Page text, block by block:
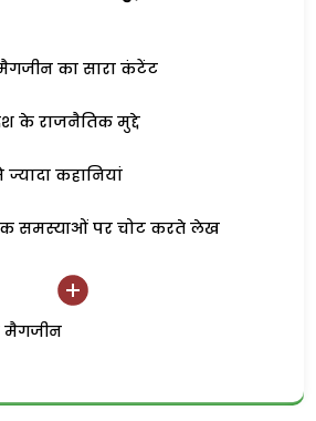
का सारा कंटेंट
के राजनैतिक मुद्दे
ज्यादा कहानियां
समस्याओं पर चोट करते लेख
मैगजीन